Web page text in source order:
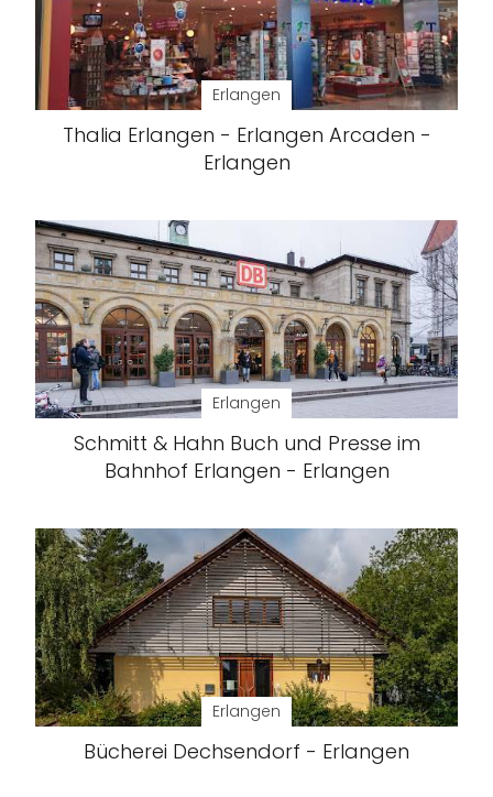
Erlangen
Thalia Erlangen - Erlangen Arcaden -
Erlangen
Erlangen
Schmitt & Hahn Buch und Presse im
Bahnhof Erlangen - Erlangen
Erlangen
Bücherei Dechsendorf - Erlangen